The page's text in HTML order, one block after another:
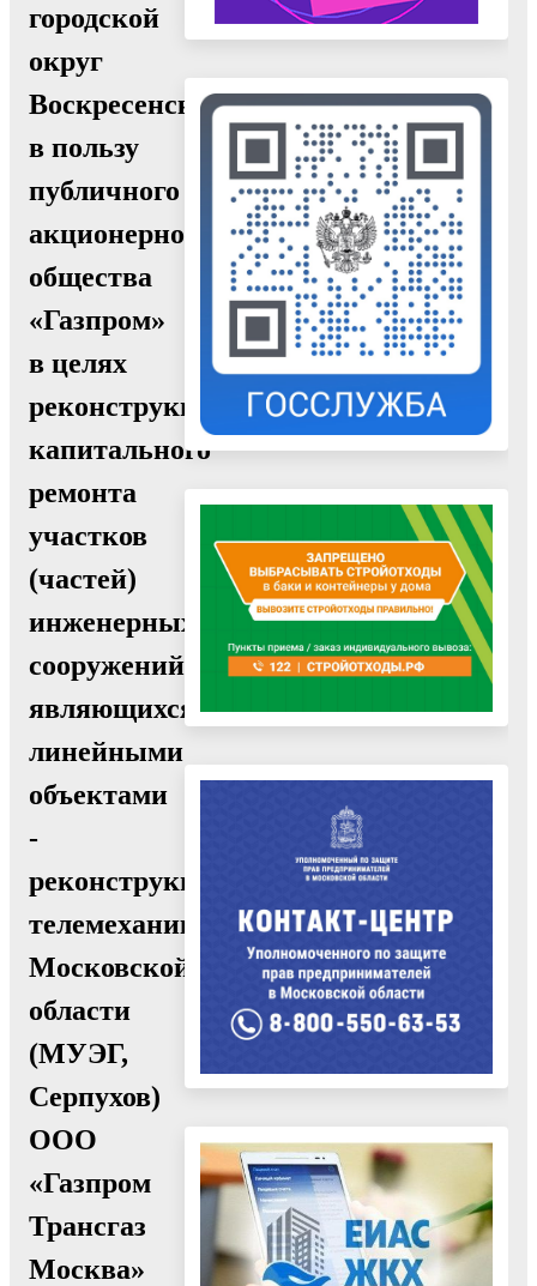
городской
округ
Воскресенск,
в пользу
публичного
акционерного
общества
«Газпром»
в целях
реконструкции,
капитального
ремонта
участков
(частей)
инженерных
сооружений,
являющихся
линейными
объектами
-
реконструкция
телемеханики
Московской
области
(МУЭГ,
Серпухов)
ООО
«Газпром
Трансгаз
Москва»